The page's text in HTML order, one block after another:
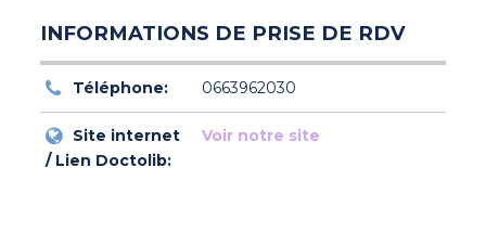
INFORMATIONS DE PRISE DE RDV
Téléphone: 0663962030
Site internet
/ Lien Doctolib:
Voir notre site